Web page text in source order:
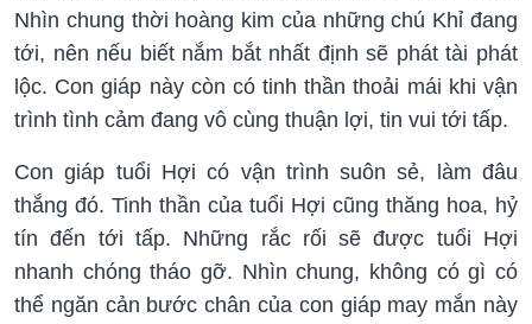
Nhìn chung thời hoàng kim của những chú Khỉ đang
tới, nên nếu biết nắm bắt nhất định sẽ phát tài phát
lộc. Con giáp này còn có tinh thần thoải mái khi vận
trình tình cảm đang vô cùng thuận lợi, tin vui tới tấp.
Con giáp tuổi Hợi có vận trình suôn sẻ, làm đâu
thắng đó. Tinh thần của tuổi Hợi cũng thăng hoa, hỷ
tín đến tới tấp. Những rắc rối sẽ được tuổi Hợi
nhanh chóng tháo gỡ. Nhìn chung, không có gì có
thể ngăn cản bước chân của con giáp may mắn này